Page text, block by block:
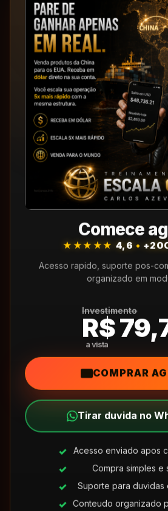
Comece
★★★★★ 4,6 •
Acesso rapido, suporte pos-
organizado em
Investimento
R$
COMPRAR
Tirar duvida no
Acesso enviado apos
Compra simples e
Suporte para duvidas
Conteudo organizado